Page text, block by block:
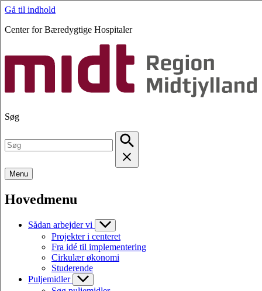
Gå til indhold
Center for Bæredygtige Hospitaler
Søg
Menu
Hovedmenu
Sådan arbejder vi
Projekter i centeret
Fra idé til implementering
Cirkulær økonomi
Studerende
Puljemidler